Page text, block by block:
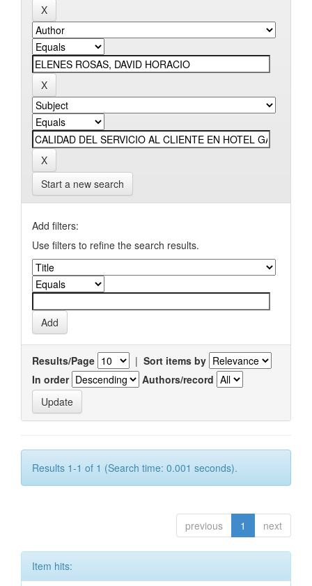
Start a new search
Add filters:
Use filters to refine the search results.
Results/Page | Sort items by
In order
Authors/record
Results 1-1 of 1 (Search time: 0.001 seconds).
previous 1 next
Item hits: